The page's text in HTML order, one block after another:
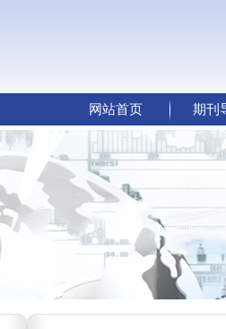
网站首页 期刊